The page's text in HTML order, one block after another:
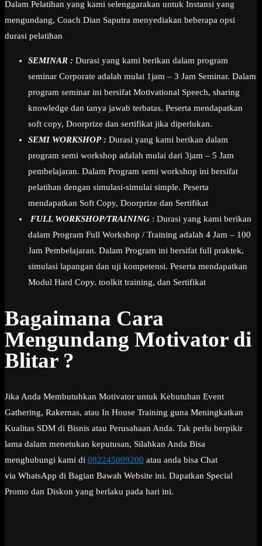
Dalam Pelatihan yang kami selenggarakan untuk Instansi yang
mengundang, Coach Dian Saputra menyediakan beberapa opsi
durasi pelatihan
SEMINAR : Durasi yang kami berikan dalam program
seminar Corporate adalah mulai 1jam – 3 Jam Seminar. Dalam
program seminar ini bersifat Motivational Speech, sharing
knowledge dan tanya jawab terbatas. Peserta mendapatkan
soft copy, Doorprize dan sertifikat jika diperlukan.
SEMI WORKSHOP : Durasi yang kami berikan dalam
program semi workshop adalah mulai dari 3jam – 5 Jam
pembelajaran. Dalam Program semi workshop ini bersifat
pelatihan dengan simulasi-simulai simple. Peserta
mendapatkan Soft Copy, Doorprize dan Sertifikat
FULL WORKSHOP/TRAINING : Durasi yang kami berikan
dalam Program Full Workshop / Training adalah 4 Jam – 100
Jam Pembelajaran. Dalam Program ini bersifat full praktek,
simulasi lapangan dan uji kompetensi. Peserta mendapatkan
Modul Hard Copy. toolkit training, dan Sertifikat
Bagaimana Cara
Mengundang Motivator di
Blitar ?
Jika Anda Membutuhkan Motivator untuk Kebutuhan Event
Gathering, Rakernas, atau In House Training guna Meningkatkan
Kualitas SDM di Bisnis atau Perusahaan Anda. Tak perlu berpikir
lama dalam menetukan keputusan, Silahkan Anda Bisa
menghubungi kami di 082245009200 atau anda bisa Chat
via WhatsApp di Bagian Bawah Website ini. Dapatkan Special
Promo dan Diskon yang berlaku pada hari ini.